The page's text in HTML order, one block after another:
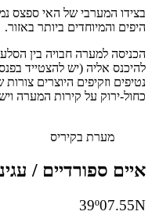
בצידו המערבי של האי ספצס
היפים והמיוחדים ביותר באזור.
הכניסה למערה חבויה בין
להיכנס אליה (יש להצטייד
נטיפים וזקיפים היוצרים
כחול-ירוק על קירות המערה
מערת בקיריס
איים ספורדיים /
39º07.55N